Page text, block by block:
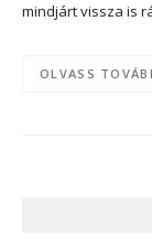
mindjárt vissza is
OLVASS